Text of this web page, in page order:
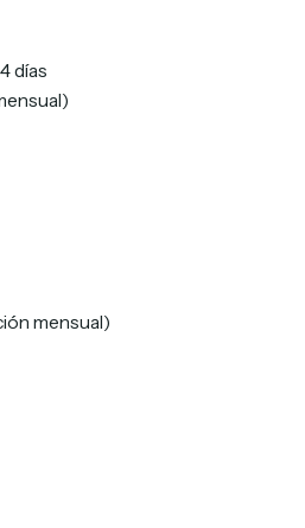
días
mensual)